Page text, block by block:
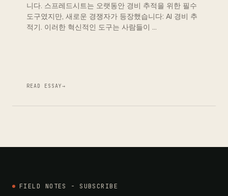
니다. 스프레드시트는 오랫동안 경비 추적을 위한 필수
도구였지만, 새로운 경쟁자가 등장했습니다: AI 경비 추
적기. 이러한 혁신적인 도구는 사람들이 …
READ ESSAY→
FIELD NOTES - SUBSCRIBE